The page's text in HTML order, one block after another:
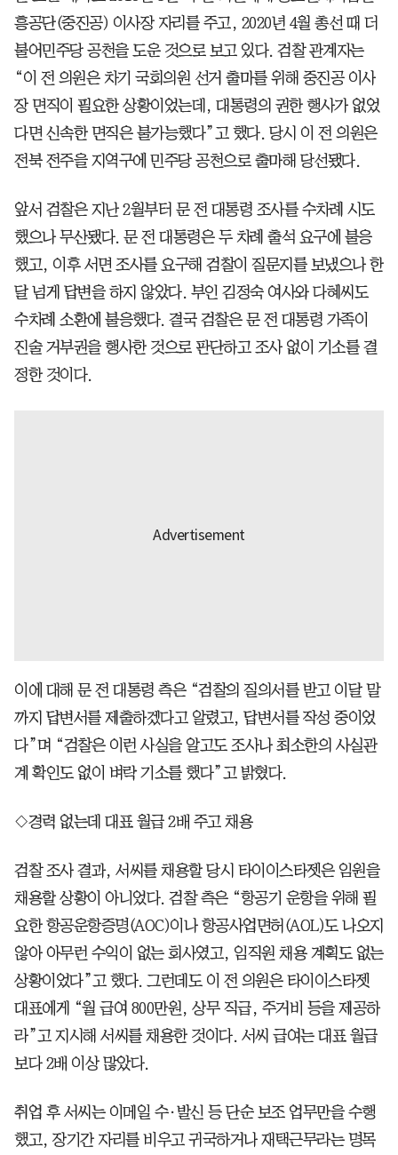
흥공단(중진공) 이사장 자리를 주고, 2020년 4월 총선 때 더
불어민주당 공천을 도운 것으로 보고 있다. 검찰 관계자는
“이 전 의원은 차기 국회의원 선거 출마를 위해 중진공 이사
장 면직이 필요한 상황이었는데, 대통령의 권한 행사가 없었
다면 신속한 면직은 불가능했다”고 했다. 당시 이 전 의원은
전북 전주을 지역구에 민주당 공천으로 출마해 당선됐다.
앞서 검찰은 지난 2월부터 문 전 대통령 조사를 수차례 시도
했으나 무산됐다. 문 전 대통령은 두 차례 출석 요구에 불응
했고, 이후 서면 조사를 요구해 검찰이 질문지를 보냈으나 한
달 넘게 답변을 하지 않았다. 부인 김정숙 여사와 다혜씨도
수차례 소환에 불응했다. 결국 검찰은 문 전 대통령 가족이
진술 거부권을 행사한 것으로 판단하고 조사 없이 기소를 결
정한 것이다.
이에 대해 문 전 대통령 측은 “검찰의 질의서를 받고 이달 말
까지 답변서를 제출하겠다고 알렸고, 답변서를 작성 중이었
다”며 “검찰은 이런 사실을 알고도 조사나 최소한의 사실관
계 확인도 없이 벼락 기소를 했다”고 밝혔다.
◇경력 없는데 대표 월급 2배 주고 채용
검찰 조사 결과, 서씨를 채용할 당시 타이이스타젯은 임원을
채용할 상황이 아니었다. 검찰 측은 “항공기 운항을 위해 필
요한 항공운항증명(AOC)이나 항공사업면허(AOL)도 나오지
않아 아무런 수익이 없는 회사였고, 임직원 채용 계획도 없는
상황이었다”고 했다. 그런데도 이 전 의원은 타이이스타젯
대표에게 “월 급여 800만원, 상무 직급, 주거비 등을 제공하
라”고 지시해 서씨를 채용한 것이다. 서씨 급여는 대표 월급
보다 2배 이상 많았다.
취업 후 서씨는 이메일 수·발신 등 단순 보조 업무만을 수행
했고, 장기간 자리를 비우고 귀국하거나 재택근무라는 명목